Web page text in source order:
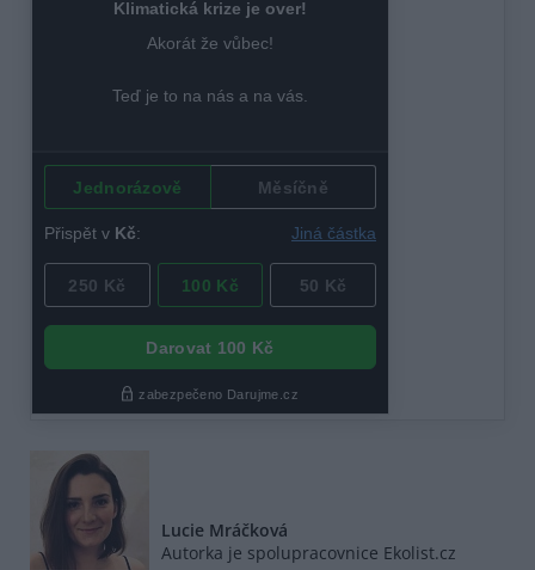
Lucie Mráčková
Autorka je spolupracovnice Ekolist.cz